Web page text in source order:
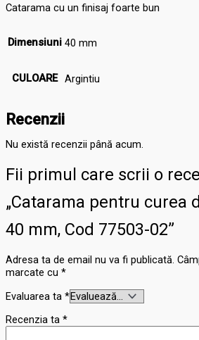
Catarama cu un finisaj foarte bun
Dimensiuni 40 mm
CULOARE Argintiu
Recenzii
Nu există recenzii până acum.
Fii primul care scrii o
„Catarama pentru curea
40 mm, Cod 77503-02”
Adresa ta de email nu va fi publicată.
marcate cu *
Evaluarea ta *
Recenzia ta *